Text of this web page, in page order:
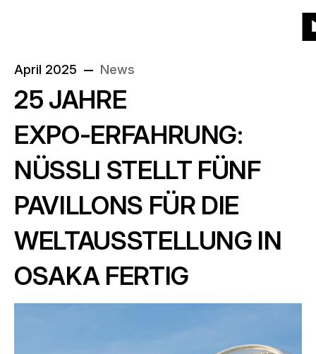
Über uns
News
Karriere
Kontakt
April 2025
News
:25 JAHRE
EXPO-ERFAHRUNG:
NÜSSLI STELLT FÜNF
PAVILLONS FÜR DIE
WELTAUSSTELLUNG IN
OSAKA FERTIG
Produkte
Welche Produkte?
Jahr
Wann?
Ort
Wo?